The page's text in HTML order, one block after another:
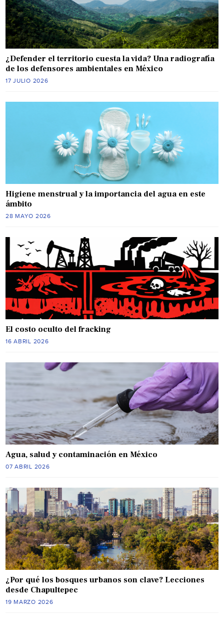
¿Defender el territorio cuesta la vida? Una radiografía
de los defensores ambientales en México
17 JULIO 2026
Higiene menstrual y la importancia del agua en este
ámbito
28 MAYO 2026
El costo oculto del fracking
16 ABRIL 2026
Agua, salud y contaminación en México
07 ABRIL 2026
¿Por qué los bosques urbanos son clave? Lecciones
desde Chapultepec
19 MARZO 2026